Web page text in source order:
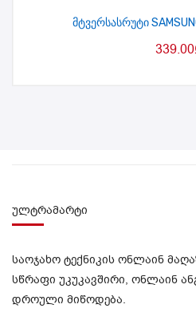
მტვერსასრუტი
339.00
ულტრამარტი
საოჯახო ტექნიკის ონლაინ
სწრაფი უკუკავშირი, ონლაინ
დროული მიწოდება.